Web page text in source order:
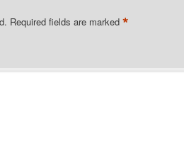
Required fields are marked *